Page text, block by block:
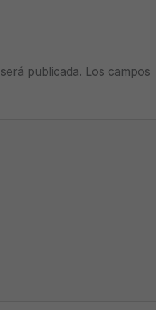
publicada. Los campos